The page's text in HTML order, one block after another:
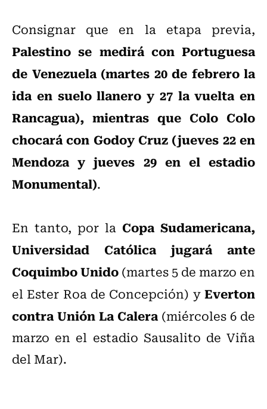
Consignar que en la etapa previa,
Palestino se medirá con Portuguesa
de Venezuela (martes 20 de febrero la
ida en suelo llanero y 27 la vuelta en
Rancagua), mientras que Colo Colo
chocará con Godoy Cruz (jueves 22 en
Mendoza y jueves 29 en el estadio
Monumental).
En tanto, por la Copa Sudamericana,
Universidad Católica jugará ante
Coquimbo Unido(martes 5 de marzo en
el Ester Roa de Concepción) yEverton
contra Unión La Calera (miércoles 6 de
marzo en el estadio Sausalito de Viña
del Mar).